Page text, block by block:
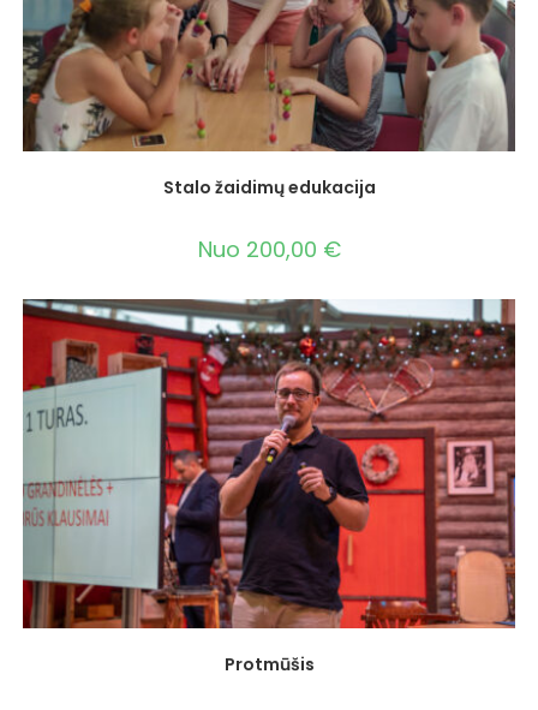
Stalo žaidimų edukacija
Nuo 200,00 €
Protmūšis